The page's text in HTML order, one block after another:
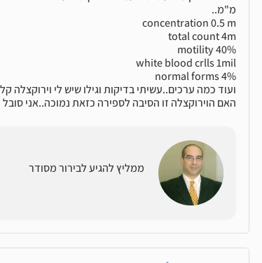
מ"מ..
concentration 0.5 m
total count 4m
motility 40%
white blood crlls 1mil
normal forms 4%
האם הוירוקצלה זו הסיבה לספירה כזאת נמוכה..אני
ממליץ להגיע לבירור מסודר